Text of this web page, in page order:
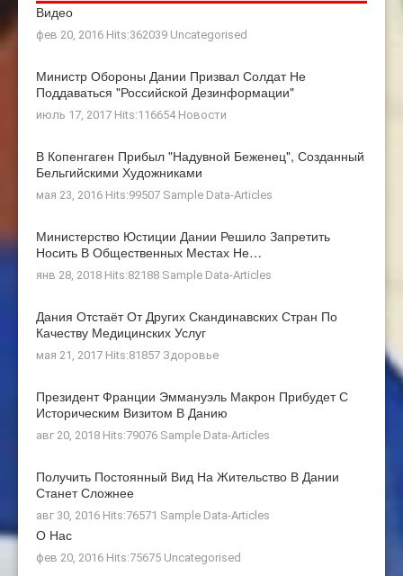
Видео
фев 20, 2016 Hits:362039 Uncategorised
Министр Обороны Дании Призвал Солдат Не
Поддаваться "российской Дезинформации"
июль 17, 2017 Hits:116654 Новости
В Копенгаген Прибыл "Надувной Беженец", Созданный
Бельгийскими Художниками
мая 23, 2016 Hits:99507 Sample Data-Articles
Министерство Юстиции Дании Решило Запретить
Носить В Общественных Местах Не…
янв 28, 2018 Hits:82188 Sample Data-Articles
Дания Отстаёт От Других Скандинавских Стран По
Качеству Медицинских Услуг
мая 21, 2017 Hits:81857 Здоровье
Президент Франции Эммануэль Макрон Прибудет С
Историческим Визитом В Данию
авг 20, 2018 Hits:79076 Sample Data-Articles
Получить Постоянный Вид На Жительство В Дании
Станет Сложнее
авг 30, 2016 Hits:76571 Sample Data-Articles
О Нас
фев 20, 2016 Hits:75675 Uncategorised